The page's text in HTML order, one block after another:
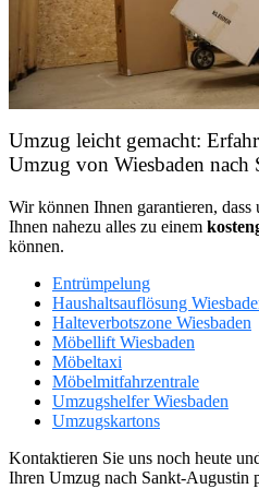
Umzug leicht gemacht:
Umzug von Wiesbaden
Wir können Ihnen garantieren,
Ihnen nahezu alles zu einem
können.
Entrümpelung
Haushaltsauflösung
Halteverbotszone Wiesbaden
Möbellift Wiesbaden
Möbeltaxi
Möbelmitfahrzentrale
Umzugshelfer Wiesbaden
Umzugskartons
Kontaktieren Sie uns noch heute
Ihren Umzug nach Sankt-Augustin